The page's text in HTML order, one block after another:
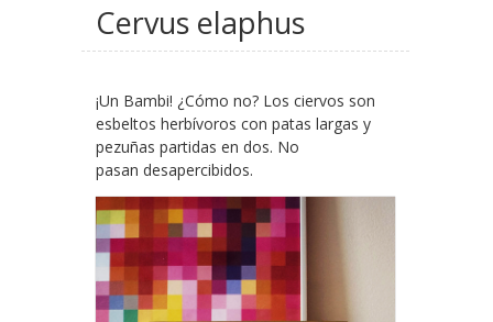
Cervus elaphus
¡Un Bambi! ¿Cómo no? Los ciervos son
esbeltos herbívoros con patas largas y
pezuñas partidas en dos. No
pasan desapercibidos.